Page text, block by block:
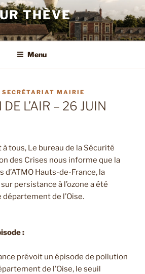
THÈVE
Menu
SECRÉTARIAT MAIRIE
L’AIR – 26 JUIN
tous, Le bureau de la Sécurité
des Crises nous informe que la
d’ATMO Hauts-de-France, la
persistance à l’ozone a été
de l’Oise.
:
prévoit un épisode de pollution
de l’Oise, le seuil